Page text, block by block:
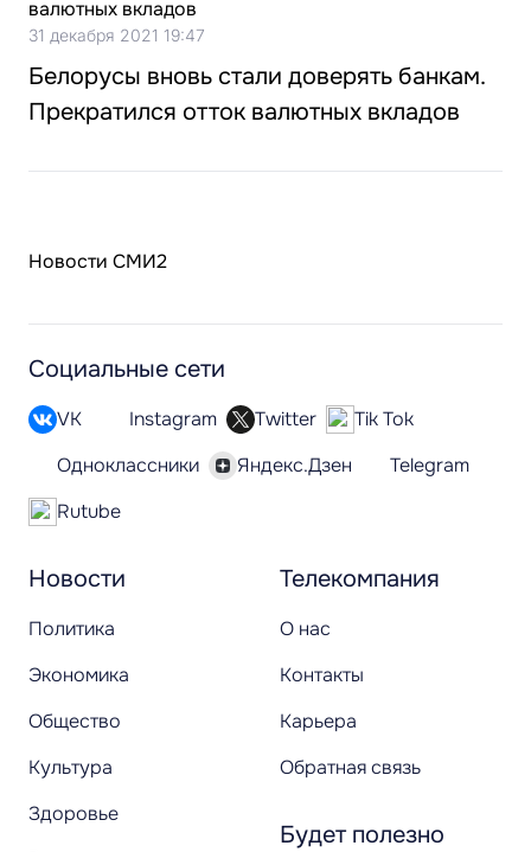
31 декабря 2021 19:47
Белорусы вновь стали доверять банкам.
Прекратился отток валютных вкладов
Новости СМИ2
Новости
Политика
Экономика
Общество
Культура
Здоровье
Телекомпания
О нас
Контакты
Карьера
Обратная связь
Будет полезно
Социальные сети
VK Instagram Twitter
Tik Tok
Одноклассники
Яндекс.Дзен
Telegram
Rutube